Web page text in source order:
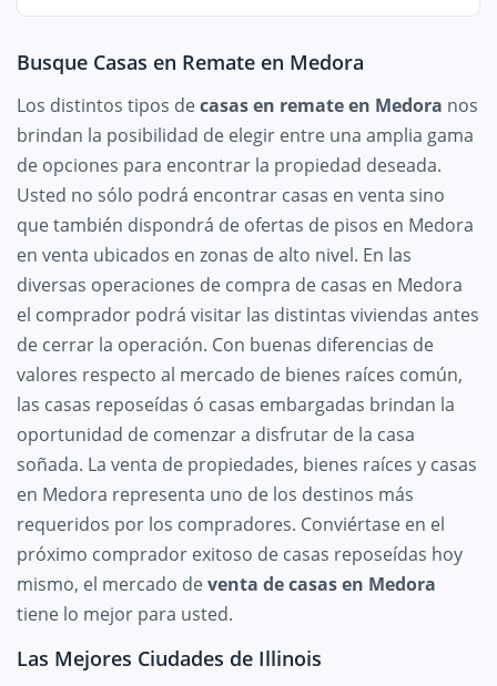
Busque Casas en Remate en Medora
Los distintos tipos decasas en remate en Medora nos
brindan la posibilidad de elegir entre una amplia gama
de opciones para encontrar la propiedad deseada.
Usted no sólo podrá encontrar casas en venta sino
que también dispondrá de ofertas de pisos en Medora
en venta ubicados en zonas de alto nivel. En las
diversas operaciones de compra de casas en Medora
el comprador podrá visitar las distintas viviendas antes
de cerrar la operación. Con buenas diferencias de
valores respecto al mercado de bienes raíces común,
las casas reposeídas ó casas embargadas brindan la
oportunidad de comenzar a disfrutar de la casa
soñada. La venta de propiedades, bienes raíces y casas
en Medora representa uno de los destinos más
requeridos por los compradores. Conviértase en el
próximo comprador exitoso de casas reposeídas hoy
mismo, el mercado deventa de casas en Medora
tiene lo mejor para usted.
Las Mejores Ciudades de Illinois